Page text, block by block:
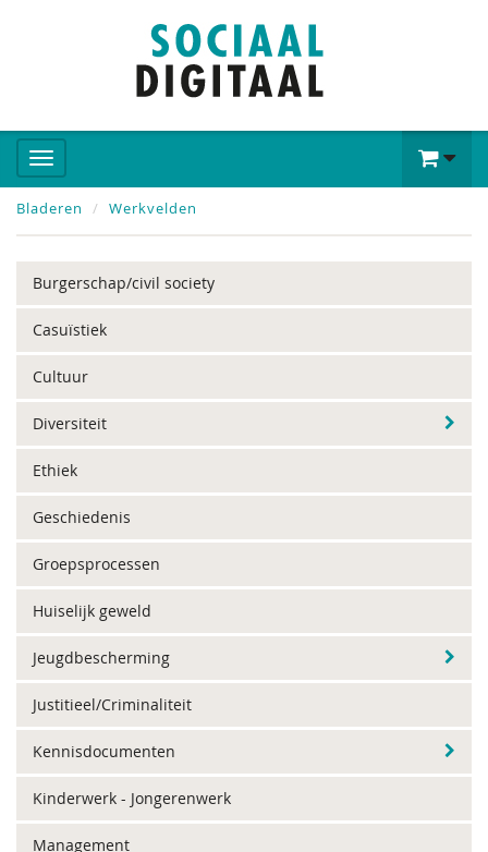
Bladeren Werkvelden
Burgerschap/civil society
Casuïstiek
Cultuur
Diversiteit
Ethiek
Geschiedenis
Groepsprocessen
Huiselijk geweld
Jeugdbescherming
Justitieel/Criminaliteit
Kennisdocumenten
Kinderwerk - Jongerenwerk
Management